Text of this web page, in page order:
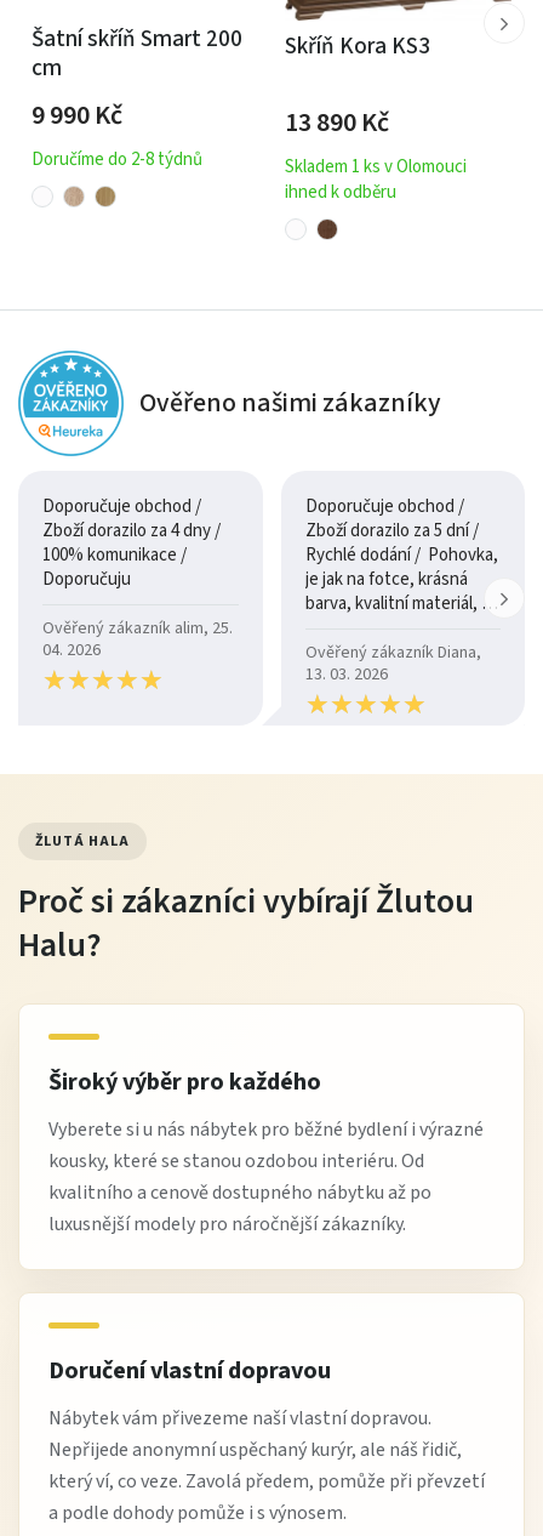
Šatní skříň Smart 200
cm
9 990Kč
Doručíme do 2-8 týdnů
Skříň Kora KS3
13 890Kč
Skladem 1 ks v Olomouci
ihned k odběru
Ověřeno našimi zákazníky
Doporučuje obchod /
Zboží dorazilo za 4 dny /
100% komunikace /
Doporučuju
Ověřený zákazník alim, 25.
04. 2026
★★★★★
★★★★★
Doporučuje obchod /
Zboží dorazilo za 5 dní /
Rychlé dodání / Pohovka,
je jak na fotce, krásná
barva, kvalitní materiál, a
Ověřený zákazník Diana,
13. 03. 2026
★★★★★
★★★★★
ŽLUTÁ HALA
Proč si zákazníci vybírají Žlutou
Halu?
Široký výběr pro každého
Vyberete si u nás nábytek pro běžné bydlení i výrazné
kousky, které se stanou ozdobou interiéru. Od
kvalitního a cenově dostupného nábytku až po
luxusnější modely pro náročnější zákazníky.
Doručení vlastní dopravou
Nábytek vám přivezeme naší vlastní dopravou.
Nepřijede anonymní uspěchaný kurýr, ale náš řidič,
který ví, co veze. Zavolá předem, pomůže při převzetí
a podle dohody pomůže i s výnosem.